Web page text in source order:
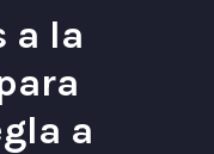
a la
a